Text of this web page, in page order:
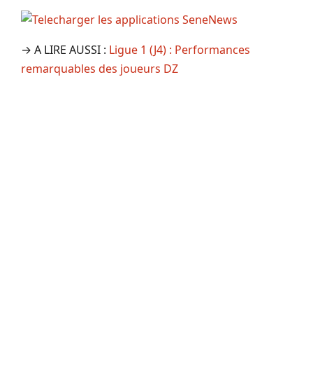
→ A LIRE AUSSI : Ligue 1 (J4) : Performances
remarquables des joueurs DZ